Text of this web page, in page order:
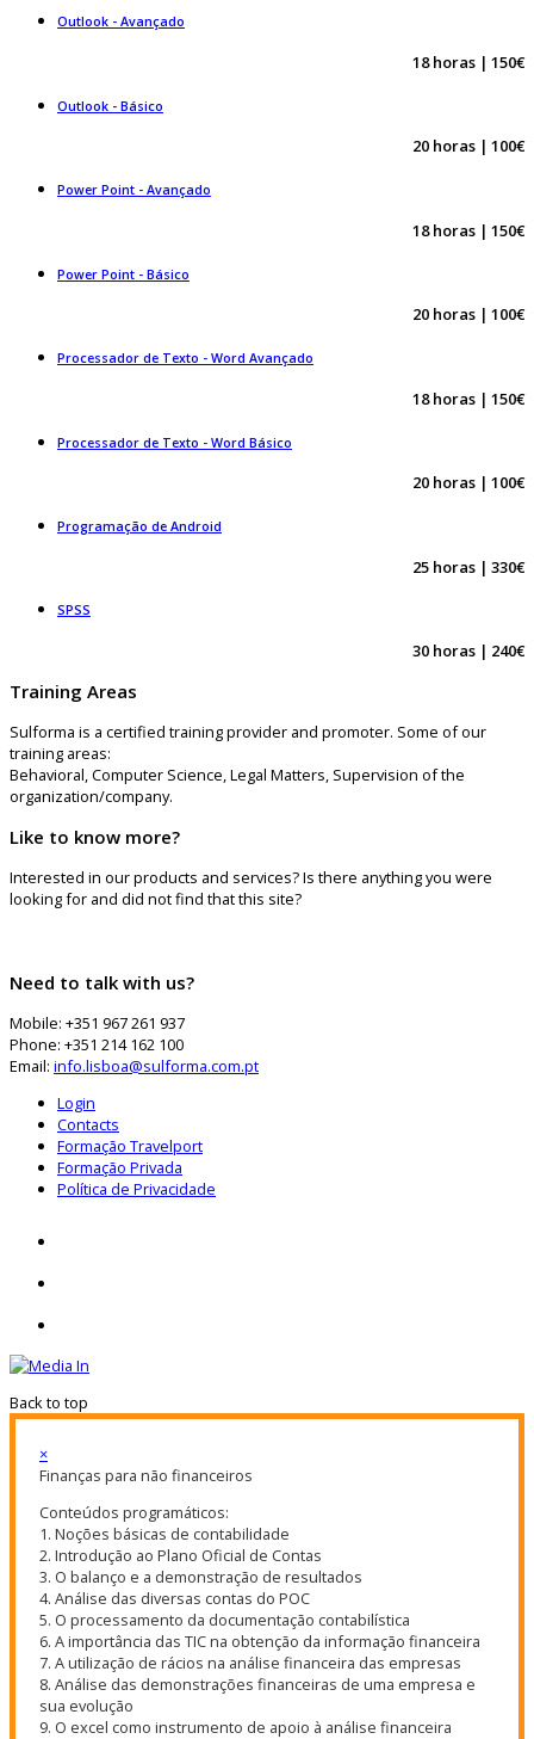
Outlook - Avançado
18 horas | 150€
Outlook - Básico
20 horas | 100€
Power Point - Avançado
18 horas | 150€
Power Point - Básico
20 horas | 100€
Processador de Texto - Word Avançado
18 horas | 150€
Processador de Texto - Word Básico
20 horas | 100€
Programação de Android
25 horas | 330€
SPSS
30 horas | 240€
Training Areas
Sulforma is a certified training provider and promoter. Some of our
training areas:
Behavioral, Computer Science, Legal Matters, Supervision of the
organization/company.
Like to know more?
Interested in our products and services? Is there anything you were
looking for and did not find that this site?
Need to talk with us?
Mobile: +351 967 261 937
Phone: +351 214 162 100
Email: info.lisboa@sulforma.com.pt
Login
Contacts
Formação Travelport
Formação Privada
Política de Privacidade
Back to top
×
Finanças para não financeiros
Conteúdos programáticos:
1. Noções básicas de contabilidade
2. Introdução ao Plano Oficial de Contas
3. O balanço e a demonstração de resultados
4. Análise das diversas contas do POC
5. O processamento da documentação contabilística
6. A importância das TIC na obtenção da informação financeira
7. A utilização de rácios na análise financeira das empresas
8. Análise das demonstrações financeiras de uma empresa e
sua evolução
9. O excel como instrumento de apoio à análise financeira